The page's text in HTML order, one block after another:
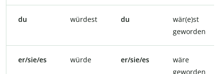
du würdest du
wär(e)st
geworden
er/sie/es würde er/sie/es
wäre
geworden